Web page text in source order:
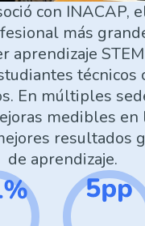
con INACAP,
más
aprendizaje
técnicos
En múltiples
medibles en
resultados
de aprendizaje.